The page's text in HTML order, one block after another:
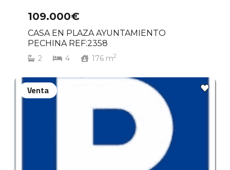
109.000€
CASA EN PLAZA AYUNTAMIENTO
PECHINA REF:2358
2 4 176m2
Venta